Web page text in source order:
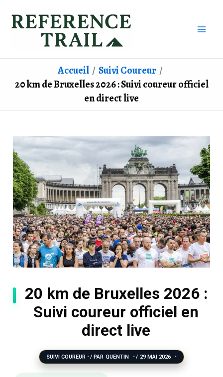
Accueil
Suivi Coureur
20 km de Bruxelles 2026 : Suivi coureur officiel
en direct live
20 km de Bruxelles 2026 :
Suivi coureur officiel en
direct live
SUIVI COUREUR / PAR QUENTIN / 29 MAI 2026